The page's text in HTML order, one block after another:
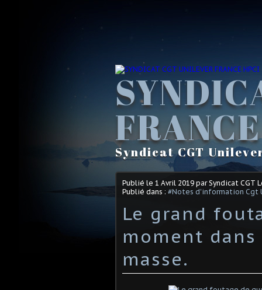
Syndicat CGT
Publié le 1 Avril 2019 par Syndicat CGT
Publié dans : #Notes d'information Cgt
Le grand
moment
masse.